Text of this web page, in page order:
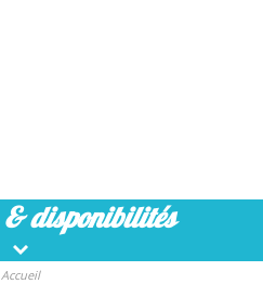
& disponibilités
Accueil